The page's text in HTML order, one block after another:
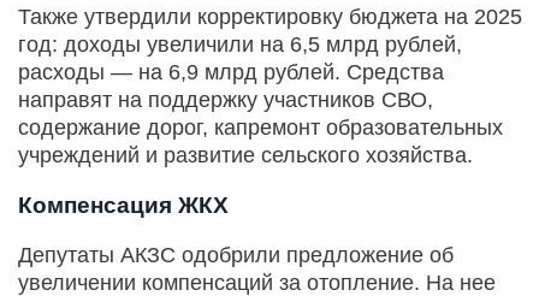
Также утвердили корректировку бюджета на 2025
год: доходы увеличили на 6,5 млрд рублей,
расходы — на 6,9 млрд рублей. Средства
направят на поддержку участников СВО,
содержание дорог, капремонт образовательных
учреждений и развитие сельского хозяйства.
Компенсация ЖКХ
Депутаты АКЗС одобрили предложение об
увеличении компенсаций за отопление. На нее